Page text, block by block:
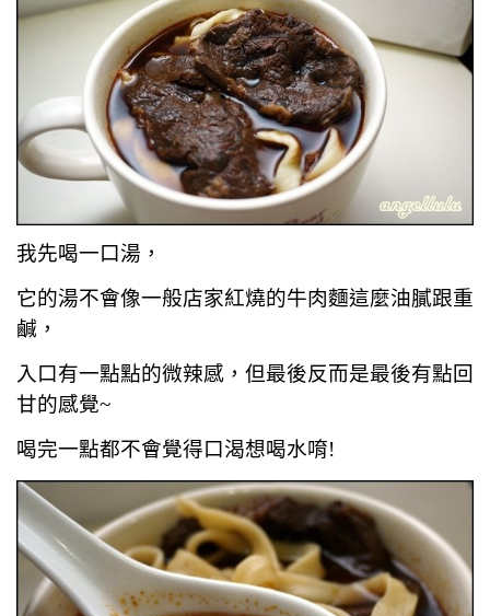
我先喝一口湯，
它的湯不會像一般店家紅燒的牛肉麵這麼油膩跟重
鹹，
入口有一點點的微辣感，但最後反而是最後有點回
甘的感覺~
喝完一點都不會覺得口渴想喝水唷!